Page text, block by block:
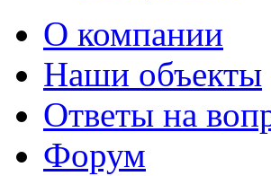
О компании
Наши объекты
Ответы на
Форум